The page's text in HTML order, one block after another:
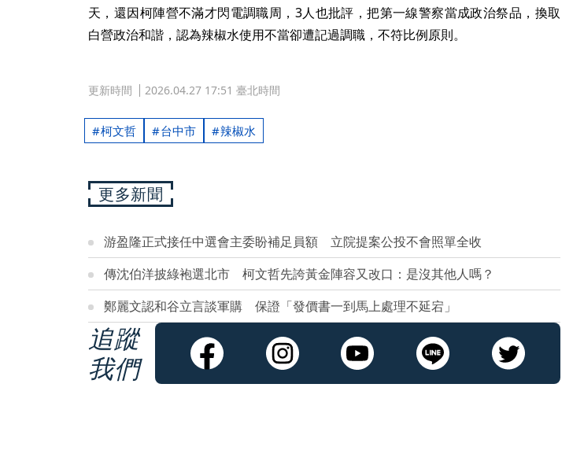
天，還因柯陣營不滿才閃電調職周，3人也批評，把第一線警察當成政治祭品，換取
白營政治和諧，認為辣椒水使用不當卻遭記過調職，不符比例原則。
更新時間 2026.04.27 17:51 臺北時間
柯文哲 台中市 辣椒水
更多新聞
游盈隆正式接任中選會主委盼補足員額 立院提案公投不會照單全收
傳沈伯洋披綠袍選北市 柯文哲先誇黃金陣容又改口：是沒其他人嗎？
鄭麗文認和谷立言談軍購 保證「發價書一到馬上處理不延宕」
追蹤
我們